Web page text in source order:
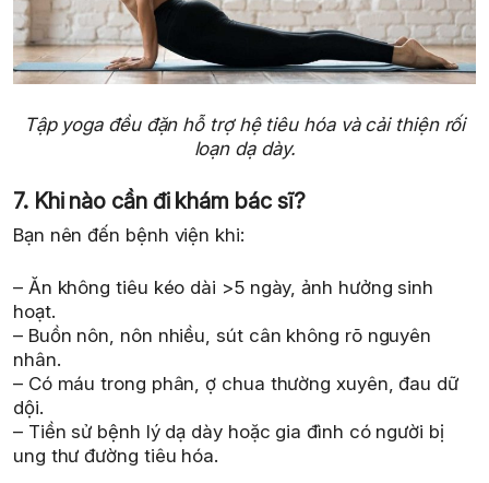
Tập yoga đều đặn hỗ trợ hệ tiêu hóa và cải thiện rối
loạn dạ dày.
7. Khi nào cần đi khám bác sĩ?
Bạn nên đến bệnh viện khi:
– Ăn không tiêu kéo dài >5 ngày, ảnh hưởng sinh
hoạt.
– Buồn nôn, nôn nhiều, sút cân không rõ nguyên
nhân.
– Có máu trong phân, ợ chua thường xuyên, đau dữ
dội.
– Tiền sử bệnh lý dạ dày hoặc gia đình có người bị
ung thư đường tiêu hóa.